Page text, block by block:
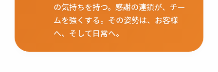
の気持ちを持つ。感謝の連鎖が、チー
ムを強くする。その姿勢は、お客様
へ、そして日常へ。